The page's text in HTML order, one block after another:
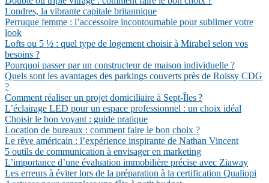
Londres, la vibrante capitale britannique
Perruque femme : l’accessoire incontournable pour sublimer votre
look
Lofts ou 5 ½ : quel type de logement choisir à Mirabel selon vos
besoins ?
Pourquoi passer par un constructeur de maison individuelle ?
Quels sont les avantages des parkings couverts près de Roissy CDG
?
Comment réaliser un projet domiciliaire à Sept-Îles ?
L’éclairage LED pour un espace professionnel : un choix idéal
Choisir le bon voyant : guide pratique
Location de bureaux : comment faire le bon choix ?
Le rêve américain : l’expérience inspirante de Nathan Vincent
5 outils de communication à envisager en marketing
L’importance d’une évaluation immobilière précise avec Ziaway
Les erreurs à éviter lors de la préparation à la certification Qualiopi